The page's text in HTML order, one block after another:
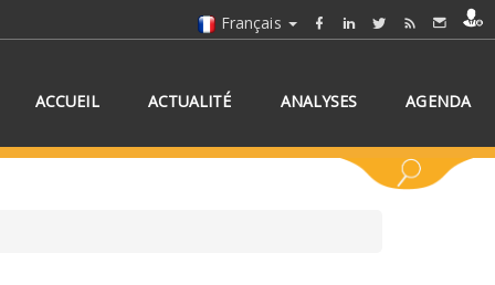
Français
ACCUEIL ACTUALITÉ ANALYSES AGENDA